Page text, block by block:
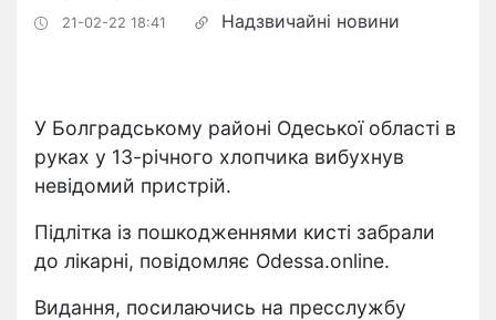
21-02-22 18:41 Надзвичайні новини
У Болградському районі Одеської області в
руках у 13-річного хлопчика вибухнув
невідомий пристрій.
Підлітка із пошкодженнями кисті забрали
до лікарні, повідомляє Odessa.online.
Видання, посилаючись на пресслужбу